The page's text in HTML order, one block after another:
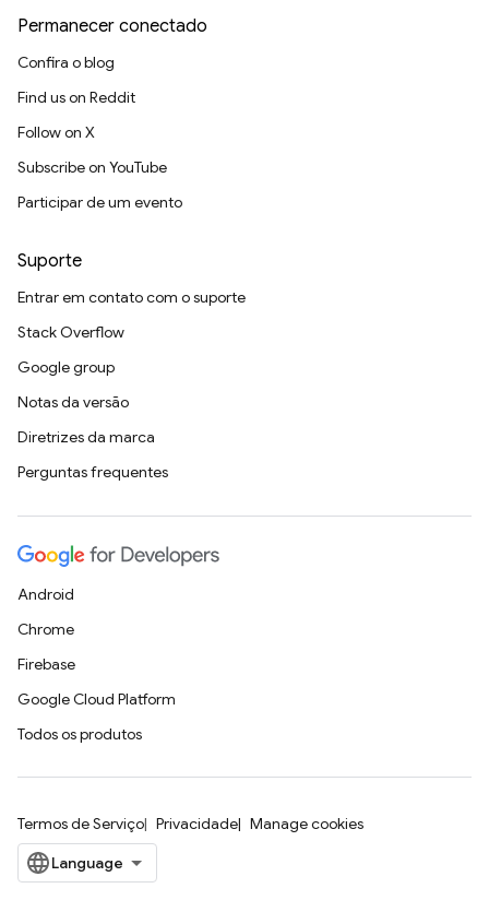
Permanecer conectado
Confira o blog
Find us on Reddit
Follow on X
Subscribe on YouTube
Participar de um evento
Suporte
Entrar em contato com o suporte
Stack Overflow
Google group
Notas da versão
Diretrizes da marca
Perguntas frequentes
Android
Chrome
Firebase
Google Cloud Platform
Todos os produtos
Termos de Serviço Privacidade Manage cookies